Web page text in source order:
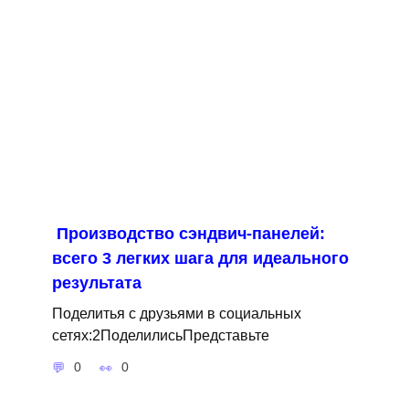
Производство сэндвич-панелей:
всего 3 легких шага для идеального
результата
Поделитья с друзьями в социальных
сетях:2ПоделилисьПредставьте
0 0